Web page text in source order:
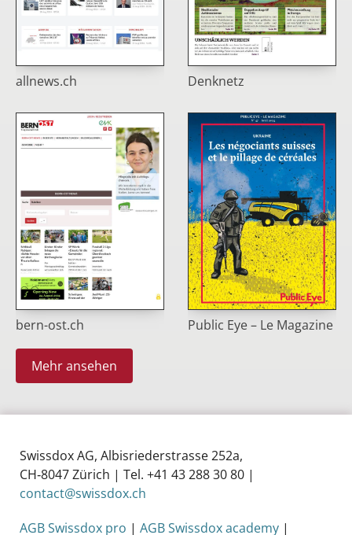
allnews.ch Denknetz
bern-ost.ch Public Eye – Le Magazine
Mehr ansehen
Swissdox AG, Albisriederstrasse 252a,
CH‑8047 Zürich | Tel. +41 43 288 30 80 |
contact@swissdox.ch
AGB Swissdox pro | AGB Swissdox academy |